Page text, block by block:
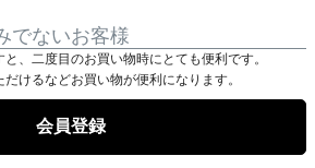
でないお客様
、二度目のお買い物時にとても便利です。
けるなどお買い物が便利になります。
会員登録